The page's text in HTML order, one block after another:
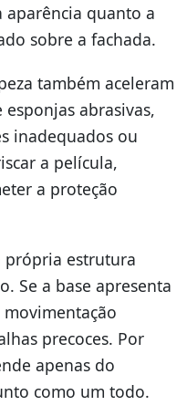
aparência quanto a
sobre a fachada.
também aceleram
abrasivas,
inadequados ou
a película,
a proteção
estrutura
Se a base apresenta
precoces. Por
apenas do
como um todo.